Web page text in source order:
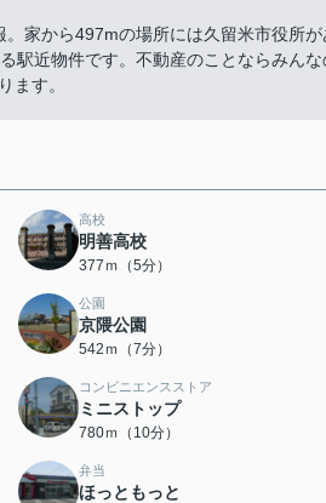
家から497mの場所には久留米市役所
駅近物件です。不動産のことならみん
ます。
高校
明善高校
377ｍ（5分）
公園
京隈公園
542ｍ（7分）
コンビニエンスストア
ミニストップ
780ｍ（10分）
弁当
ほっともっと